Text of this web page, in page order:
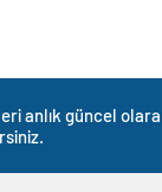
anlık güncel